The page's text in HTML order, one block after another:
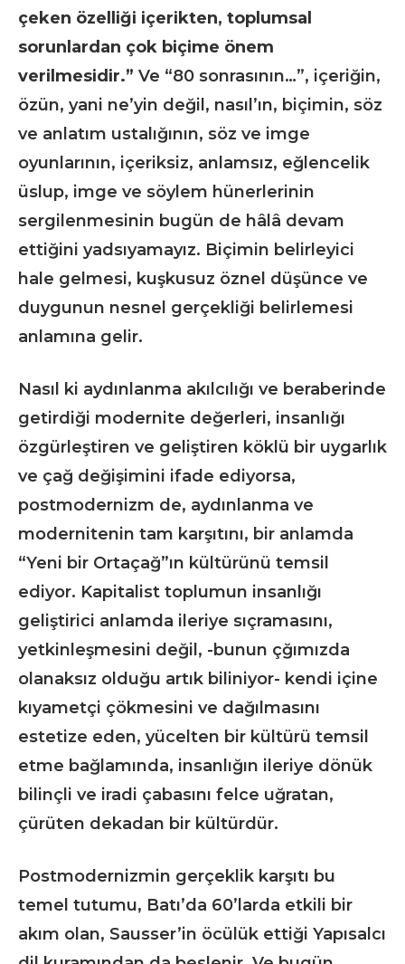
çeken özelliği içerikten, toplumsal
sorunlardan çok biçime önem
verilmesidir.” Ve “80 sonrasının…”, içeriğin,
özün, yani ne’yin değil, nasıl’ın, biçimin, söz
ve anlatım ustalığının, söz ve imge
oyunlarının, içeriksiz, anlamsız, eğlencelik
üslup, imge ve söylem hünerlerinin
sergilenmesinin bugün de hâlâ devam
ettiğini yadsıyamayız. Biçimin belirleyici
hale gelmesi, kuşkusuz öznel düşünce ve
duygunun nesnel gerçekliği belirlemesi
anlamına gelir.
Nasıl ki aydınlanma akılcılığı ve beraberinde
getirdiği modernite değerleri, insanlığı
özgürleştiren ve geliştiren köklü bir uygarlık
ve çağ değişimini ifade ediyorsa,
postmodernizm de, aydınlanma ve
modernitenin tam karşıtını, bir anlamda
“Yeni bir Ortaçağ”ın kültürünü temsil
ediyor. Kapitalist toplumun insanlığı
geliştirici anlamda ileriye sıçramasını,
yetkinleşmesini değil, -bunun çğımızda
olanaksız olduğu artık biliniyor- kendi içine
kıyametçi çökmesini ve dağılmasını
estetize eden, yücelten bir kültürü temsil
etme bağlamında, insanlığın ileriye dönük
bilinçli ve iradi çabasını felce uğratan,
çürüten dekadan bir kültürdür.
Postmodernizmin gerçeklik karşıtı bu
temel tutumu, Batı’da 60’larda etkili bir
akım olan, Sausser’in öcülük ettiği Yapısalcı